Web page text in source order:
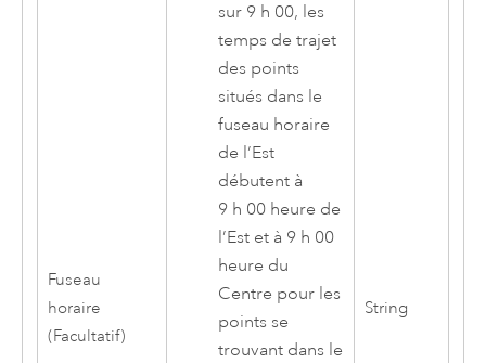
Fuseau
horaire
(Facultatif)
sur 9 h 00, les
temps de trajet
des points
situés dans le
fuseau horaire
de l’Est
débutent à
9 h 00 heure de
l’Est et à 9 h 00
heure du
Centre pour les
points se
trouvant dans le
String